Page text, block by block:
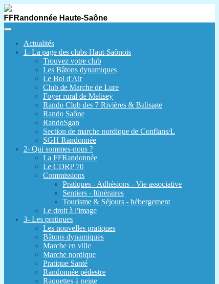
FFRandonnée Haute-Saône
Actualités
1- La page des clubs Haut-Saônois
Trouvez votre club
Les Bâtons dynamiques
Le Bol d'Air
Club de Marche de Lure
Foyer rural de Melisey
Rando Club des 7 Rivières & Balisage
Rando Saône
RandoSgan
Section de marche nordique de Conflans/L
SGH Randonnée
2- Qui sommes-nous ?
La FFRandonnée
Le CDRP 70
Commissions
Pratiques - Adhésions - Vie associative
Sentiers - Itinéraires
Tourisme & Séjours - hébergement
Le droit à l'image
3- Les pratiques
Les nouvelles pratiques
Bâtons dynamiques
Marche en ville
Marche nordique
Pratique Santé
Randonnée pédestre
Raquettes à neige